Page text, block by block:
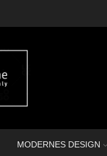
MODERNES DESIGN